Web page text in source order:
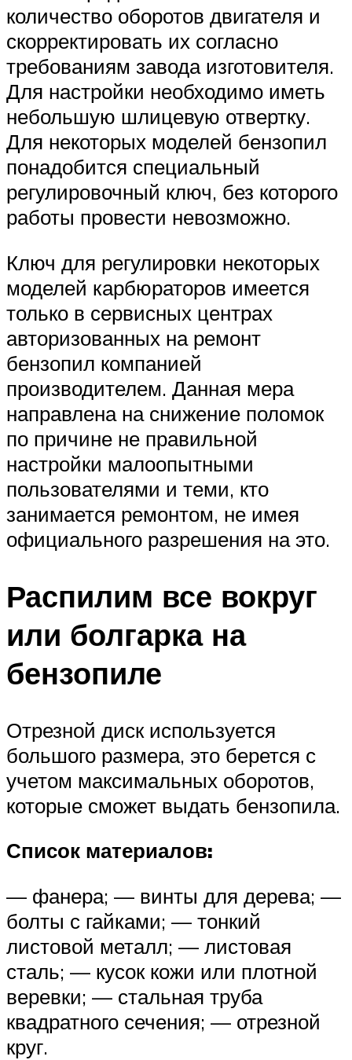
количество оборотов двигателя и
скорректировать их согласно
требованиям завода изготовителя.
Для настройки необходимо иметь
небольшую шлицевую отвертку.
Для некоторых моделей бензопил
понадобится специальный
регулировочный ключ, без которого
работы провести невозможно.
Ключ для регулировки некоторых
моделей карбюраторов имеется
только в сервисных центрах
авторизованных на ремонт
бензопил компанией
производителем. Данная мера
направлена на снижение поломок
по причине не правильной
настройки малоопытными
пользователями и теми, кто
занимается ремонтом, не имея
официального разрешения на это.
Распилим все вокруг
или болгарка на
бензопиле
Отрезной диск используется
большого размера, это берется с
учетом максимальных оборотов,
которые сможет выдать бензопила.
Список материалов:
— фанера; — винты для дерева; —
болты с гайками; — тонкий
листовой металл; — листовая
сталь; — кусок кожи или плотной
веревки; — стальная труба
квадратного сечения; — отрезной
круг.